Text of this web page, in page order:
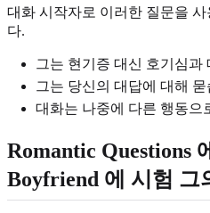
대화 시작자로 이러한 질문을
다.
그는 현기증 대신 호기심과
그는 당신의 대답에 대해 묻
대화는 나중에 다른 행동으
Romantic Questions
Boyfriend 에 시험 그